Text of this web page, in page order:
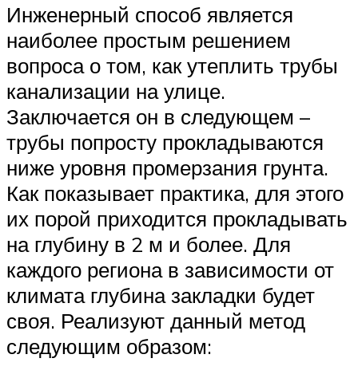
Инженерный способ является
наиболее простым решением
вопроса о том, как утеплить трубы
канализации на улице.
Заключается он в следующем –
трубы попросту прокладываются
ниже уровня промерзания грунта.
Как показывает практика, для этого
их порой приходится прокладывать
на глубину в 2 м и более. Для
каждого региона в зависимости от
климата глубина закладки будет
своя. Реализуют данный метод
следующим образом: